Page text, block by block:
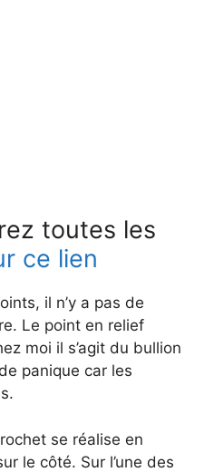
toutes les
ce lien
il n’y a pas de
Le point en relief
moi il s’agit du bullion
panique car les
se réalise en
le côté. Sur l’une des